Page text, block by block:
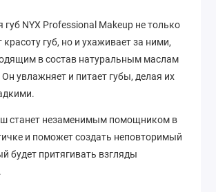
NYX Professional Makeup не только
красоту губ, но и ухаживает за ними,
в состав натуральным маслам
увлажняет и питает губы, делая их
станет незаменимым помощником в
и поможет создать неповторимый
будет притягивать взгляды